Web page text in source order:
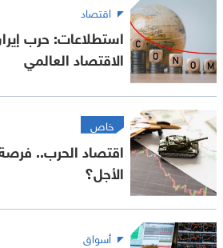
اقتصاد
استطلاعات: حرب
الاقتصاد العالمي
خاص
اقتصاد الحرب..
الأجل؟
أسواق